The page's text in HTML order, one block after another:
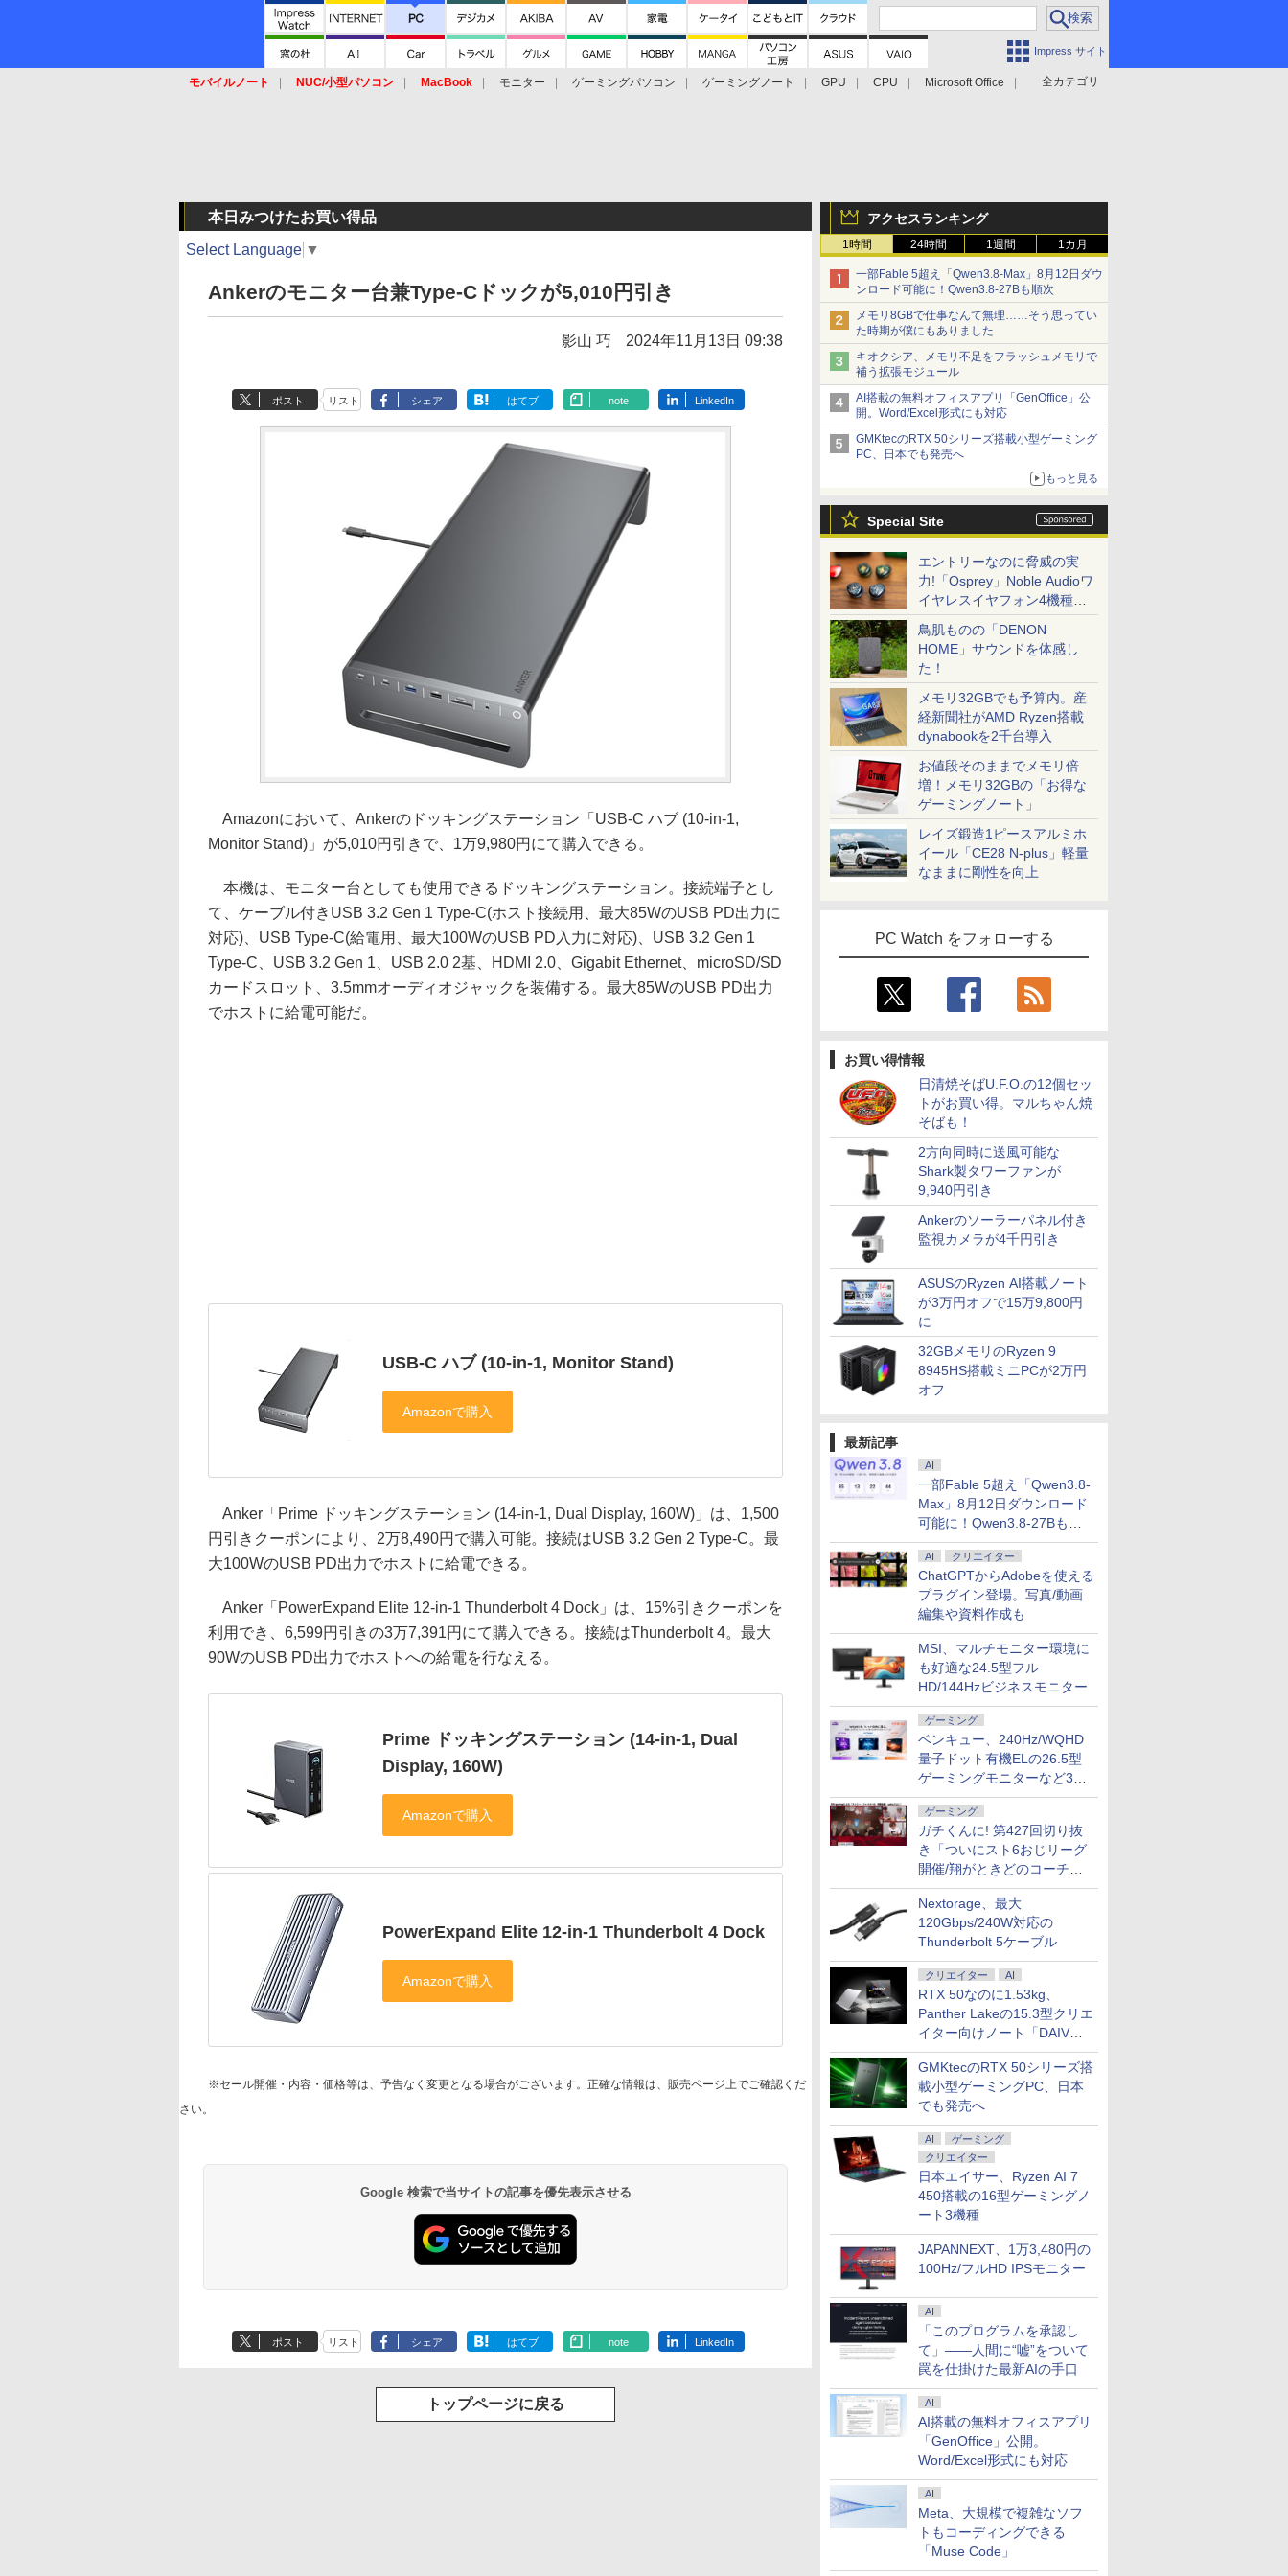
Impress サイト
全カテゴリ
モバイルノート NUC/小型パソコン MacBook モニター ゲーミングパソコン ゲーミングノート GPU CPU
Microsoft Office
アクセスランキング
1時間 24時間 1週間 1カ月
一部Fable 5超え「Qwen3.8-Max」8月12日ダウ
ンロード可能に！Qwen3.8-27Bも順次
メモリ8GBで仕事なんて無理……そう思ってい
た時期が僕にもありました
キオクシア、メモリ不足をフラッシュメモリで
補う拡張モジュール
AI搭載の無料オフィスアプリ「GenOffice」公
開。Word/Excel形式にも対応
GMKtecのRTX 50シリーズ搭載小型ゲーミング
PC、日本でも発売へ
もっと見る
Special Site
エントリーなのに脅威の実
力!「Osprey」Noble Audioワ
イヤレスイヤフォン4機種を
一気に聴く
鳥肌ものの「DENON
HOME」サウンドを体感し
た！
メモリ32GBでも予算内。産
経新聞社がAMD Ryzen搭載
dynabookを2千台導入
お値段そのままでメモリ倍
増！メモリ32GBの「お得な
ゲーミングノート」
レイズ鍛造1ピースアルミホ
イール「CE28 N-plus」軽量
なままに剛性を向上
PC Watch をフォローする
お買い得情報
日清焼そばU.F.O.の12個セッ
トがお買い得。マルちゃん焼
そばも！
2方向同時に送風可能な
Shark製タワーファンが
9,940円引き
Ankerのソーラーパネル付き
監視カメラが4千円引き
ASUSのRyzen AI搭載ノート
が3万円オフで15万9,800円
に
32GBメモリのRyzen 9
8945HS搭載ミニPCが2万円
オフ
最新記事
AI
一部Fable 5超え「Qwen3.8-
Max」8月12日ダウンロード
可能に！Qwen3.8-27Bも順
次
AI クリエイター
ChatGPTからAdobeを使える
プラグイン登場。写真/動画
編集や資料作成も
MSI、マルチモニター環境に
も好適な24.5型フル
HD/144Hzビジネスモニター
ゲーミング
ベンキュー、240Hz/WQHD
量子ドット有機ELの26.5型
ゲーミングモニターなど3機
種
ゲーミング
ガチくんに! 第427回切り抜
き「ついにスト6おじリーグ
開催/翔がときどのコーチ就
任など」
Nextorage、最大
120Gbps/240W対応の
Thunderbolt 5ケーブル
クリエイター AI
RTX 50なのに1.53kg、
Panther Lakeの15.3型クリエ
イター向けノート「DAIV
Z5」
GMKtecのRTX 50シリーズ搭
載小型ゲーミングPC、日本
でも発売へ
AI
ゲーミング
クリエイター
日本エイサー、Ryzen AI 7
450搭載の16型ゲーミングノ
ート3機種
JAPANNEXT、1万3,480円の
100Hz/フルHD IPSモニター
AI
「このプログラムを承認し
て」――人間に“嘘”をついて
罠を仕掛けた最新AIの手口
AI
AI搭載の無料オフィスアプリ
「GenOffice」公開。
Word/Excel形式にも対応
AI
Meta、大規模で複雑なソフ
トもコーディングできる
「Muse Code」
本日みつけたお買い得品
Select Language ▼
Ankerのモニター台兼Type-Cドックが5,010円引き
影山 巧 2024年11月13日 09:38
ポスト リスト シェア はてブ note LinkedIn
Amazonにおいて、Ankerのドッキングステーション「USB-C ハブ (10-in-1,
Monitor Stand)」が5,010円引きで、1万9,980円にて購入できる。
本機は、モニター台としても使用できるドッキングステーション。接続端子とし
て、ケーブル付きUSB 3.2 Gen 1 Type-C(ホスト接続用、最大85WのUSB PD出力に
対応)、USB Type-C(給電用、最大100WのUSB PD入力に対応)、USB 3.2 Gen 1
Type-C、USB 3.2 Gen 1、USB 2.0 2基、HDMI 2.0、Gigabit Ethernet、microSD/SD
カードスロット、3.5mmオーディオジャックを装備する。最大85WのUSB PD出力
でホストに給電可能だ。
USB-C ハブ (10-in-1, Monitor Stand)
Anker「Prime ドッキングステーション (14-in-1, Dual Display, 160W)」は、1,500
円引きクーポンにより、2万8,490円で購入可能。接続はUSB 3.2 Gen 2 Type-C。最
大100WのUSB PD出力でホストに給電できる。
Anker「PowerExpand Elite 12-in-1 Thunderbolt 4 Dock」は、15%引きクーポンを
利用でき、6,599円引きの3万7,391円にて購入できる。接続はThunderbolt 4。最大
90WのUSB PD出力でホストへの給電を行なえる。
Prime ドッキングステーション (14-in-1, Dual
Display, 160W)
PowerExpand Elite 12-in-1 Thunderbolt 4 Dock
※セール開催・内容・価格等は、予告なく変更となる場合がございます。正確な情報は、販売ページ上でご確認くだ
さい。
Google 検索で当サイトの記事を優先表示させる
ポスト リスト シェア はてブ note LinkedIn
トップページに戻る